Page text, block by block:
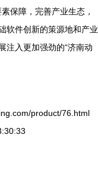
保障，完善产业生态，
软件创新的策源地和产业
注入更加强劲的“济南动
product/76.html